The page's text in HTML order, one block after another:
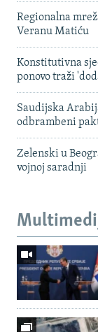
Regionalna
Veranu Matiću
Konstitutivna
ponovo traži
Saudijska
odbrambeni
Zelenski u
vojnoj saradnji